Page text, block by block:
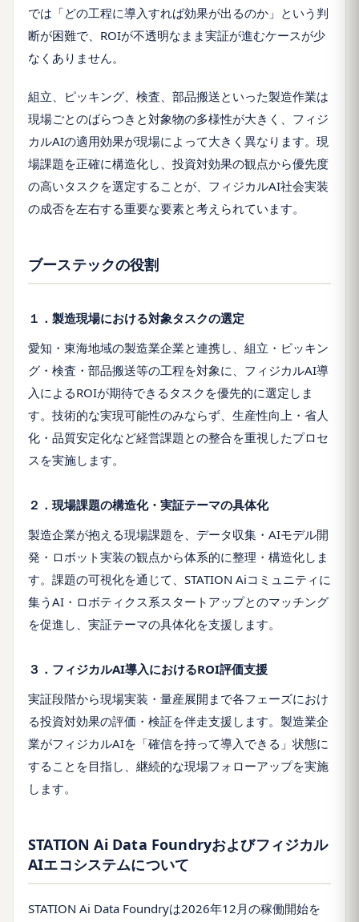
では「どの工程に導入すれば効果が出るのか」という判
断が困難で、ROIが不透明なまま実証が進むケースが少
なくありません。
組立、ピッキング、検査、部品搬送といった製造作業は
現場ごとのばらつきと対象物の多様性が大きく、フィジ
カルAIの適用効果が現場によって大きく異なります。現
場課題を正確に構造化し、投資対効果の観点から優先度
の高いタスクを選定することが、フィジカルAI社会実装
の成否を左右する重要な要素と考えられています。
ブーステックの役割
１．製造現場における対象タスクの選定
愛知・東海地域の製造業企業と連携し、組立・ピッキン
グ・検査・部品搬送等の工程を対象に、フィジカルAI導
入によるROIが期待できるタスクを優先的に選定しま
す。技術的な実現可能性のみならず、生産性向上・省人
化・品質安定化など経営課題との整合を重視したプロセ
スを実施します。
２．現場課題の構造化・実証テーマの具体化
製造企業が抱える現場課題を、データ収集・AIモデル開
発・ロボット実装の観点から体系的に整理・構造化しま
す。課題の可視化を通じて、STATION Aiコミュニティに
集うAI・ロボティクス系スタートアップとのマッチング
を促進し、実証テーマの具体化を支援します。
３．フィジカルAI導入におけるROI評価支援
実証段階から現場実装・量産展開まで各フェーズにおけ
る投資対効果の評価・検証を伴走支援します。製造業企
業がフィジカルAIを「確信を持って導入できる」状態に
することを目指し、継続的な現場フォローアップを実施
します。
STATION Ai Data Foundryおよびフィジカル
AIエコシステムについて
STATION Ai Data Foundryは2026年12月の稼働開始を